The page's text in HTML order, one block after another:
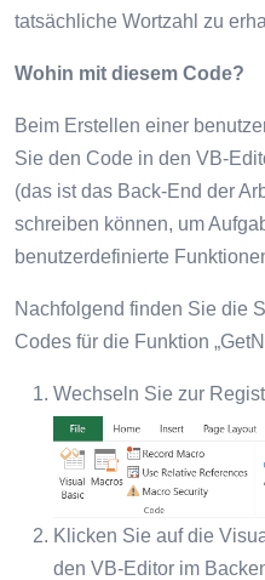
tatsächliche Wortzahl zu
Wohin mit diesem Code?
Beim Erstellen einer
Sie den Code in den VB-
(das ist das Back-End der
schreiben können, um
benutzerdefinierte
Nachfolgend finden Sie die
Codes für die Funktion
Wechseln Sie zur
Klicken Sie auf die
den VB-Editor im